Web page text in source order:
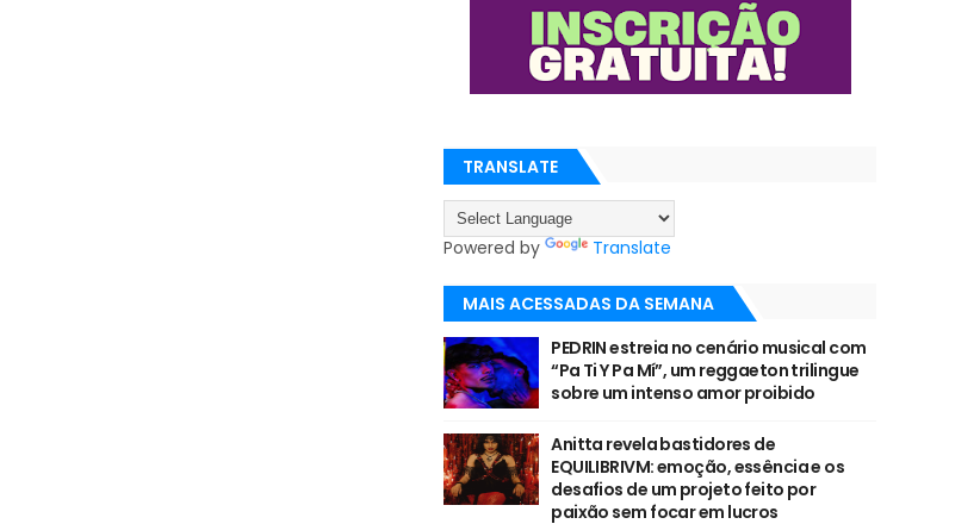
TRANSLATE
Powered by Translate
MAIS ACESSADAS DA SEMANA
PEDRIN estreia no cenário musical com
“Pa Ti Y Pa Mí”, um reggaeton trilingue
sobre um intenso amor proibido
Anitta revela bastidores de
EQUILIBRIVM: emoção, essência e os
desafios de um projeto feito por
paixão sem focar em lucros